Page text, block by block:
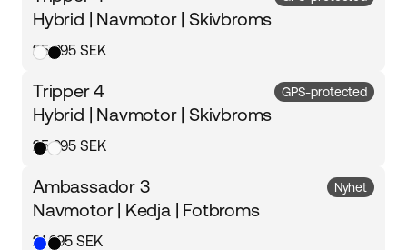
Hybrid | Navmotor | Skivbroms
25 995 SEK
Tripper 4
Hybrid | Navmotor | Skivbroms
25 995 SEK
GPS-protected
Ambassador 3
Navmotor | Kedja | Fotbroms
21 995 SEK
Nyhet